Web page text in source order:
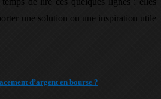
une solution ou une inspiration utile
d’argent en bourse ?